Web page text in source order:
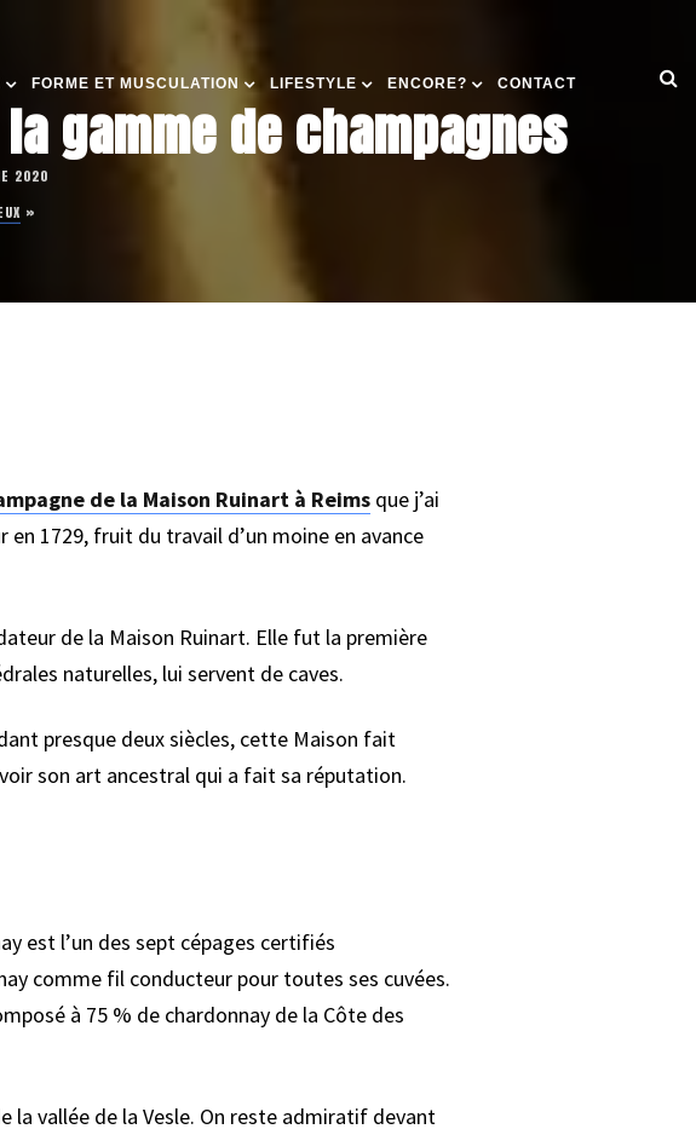
FORME ET MUSCULATION LIFESTYLE ENCORE? CONTACT
gamme de champagnes
2020
»
de la Maison Ruinart à Reimsque j’ai
1729, fruit du travail d’un moine en avance
de la Maison Ruinart. Elle fut la première
naturelles, lui servent de caves.
presque deux siècles, cette Maison fait
son art ancestral qui a fait sa réputation.
est l’un des sept cépages certifiés
comme fil conducteur pour toutes ses cuvées.
à 75 % de chardonnay de la Côte des
la vallée de la Vesle. On reste admiratif devant